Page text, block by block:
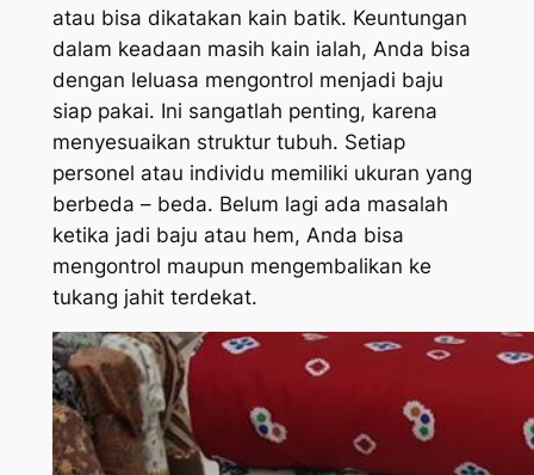
atau bisa dikatakan kain batik. Keuntungan
dalam keadaan masih kain ialah, Anda bisa
dengan leluasa mengontrol menjadi baju
siap pakai. Ini sangatlah penting, karena
menyesuaikan struktur tubuh. Setiap
personel atau individu memiliki ukuran yang
berbeda – beda. Belum lagi ada masalah
ketika jadi baju atau hem, Anda bisa
mengontrol maupun mengembalikan ke
tukang jahit terdekat.